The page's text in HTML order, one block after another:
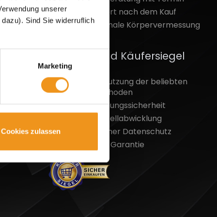
unserer
Sind Sie widerruflich
Marketing
Cookies zulassen
Bester Support nach dem Kauf
Dreidimensionale Körpervermessung
Händlerbund Käufersiegel
Kostenlose Nutzung der beliebten
Zahlungsmethoden
100%-ige Zahlungssicherheit
Schnelle Bestellabwicklung
Größtmöglicher Datenschutz
Geld-zurück-Garantie